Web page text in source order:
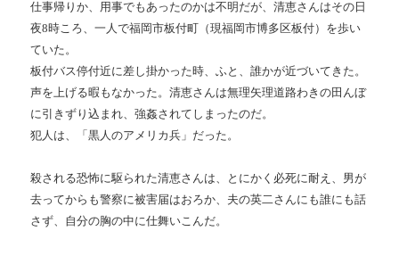
仕事帰りか、用事でもあったのかは不明だが、清恵さんはその日
夜8時ころ、一人で福岡市板付町（現福岡市博多区板付）を歩い
ていた。
板付バス停付近に差し掛かった時、ふと、誰かが近づいてきた。
声を上げる暇もなかった。清恵さんは無理矢理道路わきの田んぼ
に引きずり込まれ、強姦されてしまったのだ。
犯人は、「黒人のアメリカ兵」だった。
殺される恐怖に駆られた清恵さんは、とにかく必死に耐え、男が
去ってからも警察に被害届はおろか、夫の英二さんにも誰にも話
さず、自分の胸の中に仕舞いこんだ。